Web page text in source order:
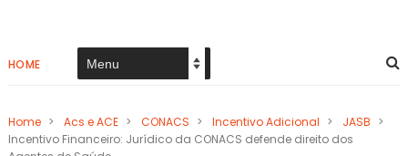
HOME
Home > Acs e ACE > CONACS > Incentivo Adicional > JASB >
Incentivo Financeiro: Jurídico da CONACS defende direito dos